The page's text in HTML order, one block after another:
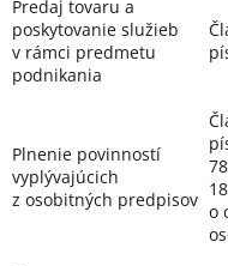
Predaj tovaru a
poskytovanie služieb
v rámci predmetu
podnikania
Plnenie povinností
vyplývajúcich
z osobitných predpisov
o